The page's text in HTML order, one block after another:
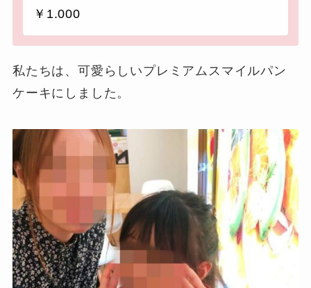
￥1.000
私たちは、可愛らしいプレミアムスマイルパン
ケーキにしました。